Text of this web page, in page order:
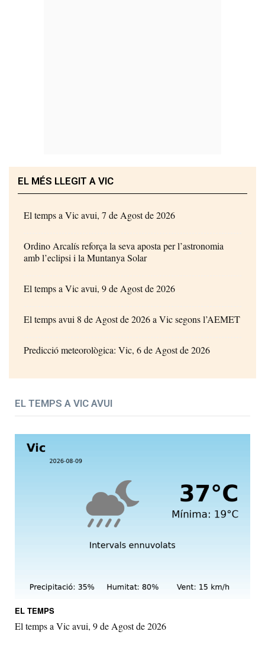
EL MÉS LLEGIT A VIC
El temps a Vic avui, 7 de Agost de 2026
Ordino Arcalís reforça la seva aposta per l’astronomia
amb l’eclipsi i la Muntanya Solar
El temps a Vic avui, 9 de Agost de 2026
El temps avui 8 de Agost de 2026 a Vic segons l’AEMET
Predicció meteorològica: Vic, 6 de Agost de 2026
EL TEMPS A VIC AVUI
EL TEMPS
El temps a Vic avui, 9 de Agost de 2026